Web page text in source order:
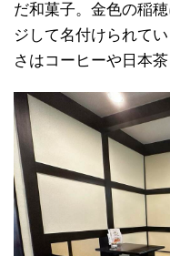
だ和菓子。金色の稲
ジして名付けられて
さはコーヒーや日本茶